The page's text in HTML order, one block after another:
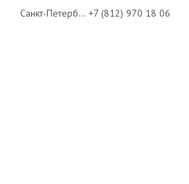
Санкт-Петербург +7 (812) 970 18 06